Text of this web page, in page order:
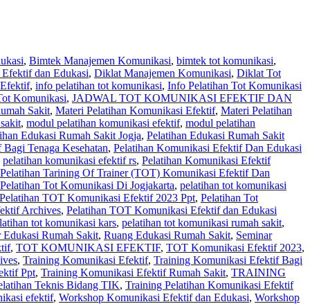
, Bimtek Manajemen Komunikasi, bimtek tot komunikasi,
dan Edukasi, Diklat Manajemen Komunikasi, Diklat Tot
, info pelatihan tot komunikasi, Info Pelatihan Tot Komunikasi
Komunikasi, JADWAL TOT KOMUNIKASI EFEKTIF DAN
Sakit, Materi Pelatihan Komunikasi Efektif, Materi Pelatihan
, modul pelatihan komunikasi efektif, modul pelatihan
Edukasi Rumah Sakit Jogja, Pelatihan Edukasi Rumah Sakit
Tenaga Kesehatan, Pelatihan Komunikasi Efektif Dan Edukasi
pelatihan komunikasi efektif rs, Pelatihan Komunikasi Efektif
Pelatihan Tarining Of Trainer (TOT) Komunikasi Efektif Dan
Pelatihan Tot Komunikasi Di Jogjakarta, pelatihan tot komunikasi
Pelatihan TOT Komunikasi Efektif 2023 Ppt, Pelatihan Tot
Archives, Pelatihan TOT Komunikasi Efektif dan Edukasi
tot komunikasi kars, pelatihan tot komunikasi rumah sakit,
Edukasi Rumah Sakit, Ruang Edukasi Rumah Sakit, Seminar
, TOT KOMUNIKASI EFEKTIF, TOT Komunikasi Efektif 2023,
, Training Komunikasi Efektif, Training Komunikasi Efektif Bagi
Ppt, Training Komunikasi Efektif Rumah Sakit, TRAINING
Teknis Bidang TIK, Training Pelatihan Komunikasi Efektif
efektif, Workshop Komunikasi Efektif dan Edukasi, Workshop